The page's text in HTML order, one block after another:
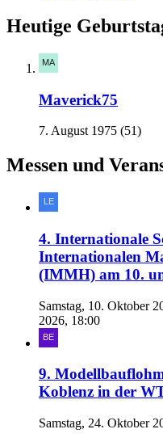
Heutige
Maverick75
7. August 1975 (51)
Messen und
4. Internationale
Internationalen
(IMMH) am 10.
Samstag, 10. Oktober
2026, 18:00
9.
Koblenz in der
Samstag, 24. Oktober